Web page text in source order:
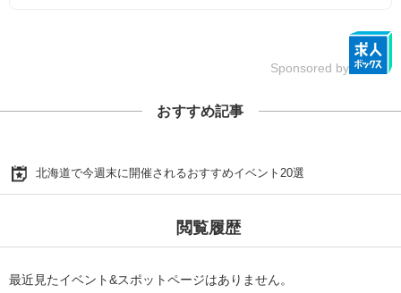
Sponsored by
おすすめ記事
北海道で今週末に開催されるおすすめイベント20選
閲覧履歴
最近見たイベント&スポットページはありません。